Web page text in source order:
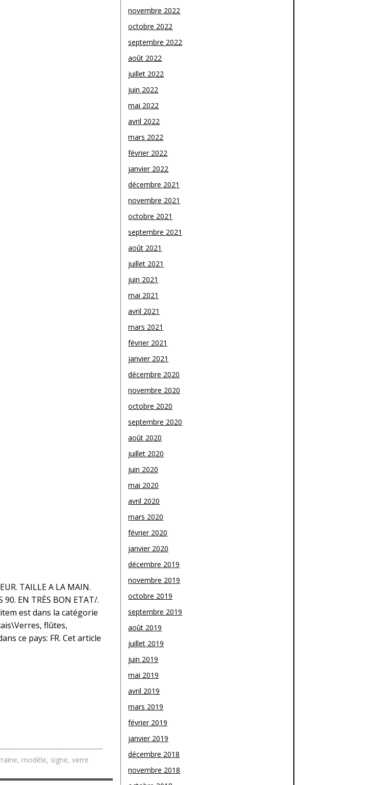
TAILLE A LA MAIN.
90. EN TRÈS BON ETAT/.
est dans la catégorie
flûtes,
ce pays: FR. Cet article
, modèle, signe, verre
novembre 2022
octobre 2022
septembre 2022
août 2022
juillet 2022
juin 2022
mai 2022
avril 2022
mars 2022
février 2022
janvier 2022
décembre 2021
novembre 2021
octobre 2021
septembre 2021
août 2021
juillet 2021
juin 2021
mai 2021
avril 2021
mars 2021
février 2021
janvier 2021
décembre 2020
novembre 2020
octobre 2020
septembre 2020
août 2020
juillet 2020
juin 2020
mai 2020
avril 2020
mars 2020
février 2020
janvier 2020
décembre 2019
novembre 2019
octobre 2019
septembre 2019
août 2019
juillet 2019
juin 2019
mai 2019
avril 2019
mars 2019
février 2019
janvier 2019
décembre 2018
novembre 2018